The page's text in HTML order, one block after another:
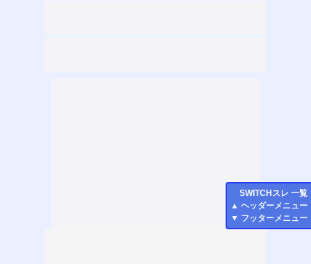
SWITCH スレ 一覧
▲ ヘッダーメニュー
▼ フッターメニュー